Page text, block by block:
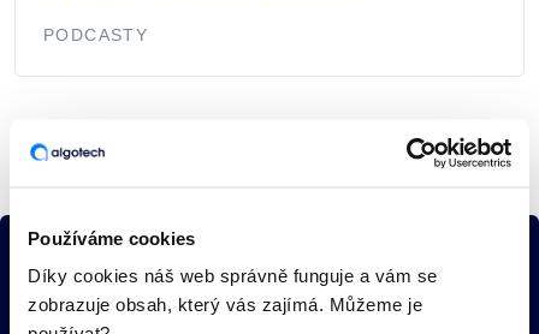
Používáme cookies
Díky cookies náš web správně funguje a vám se
zobrazuje obsah, který vás zajímá. Můžeme je
PODCASTY
Najdeme řešení